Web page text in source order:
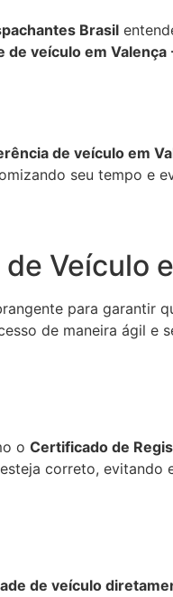
Brasil
veículo em Valença
de veículo em
seu tempo e
Veículo
para garantir
de maneira ágil e
o Certificado de
correto, evitando
de veículo